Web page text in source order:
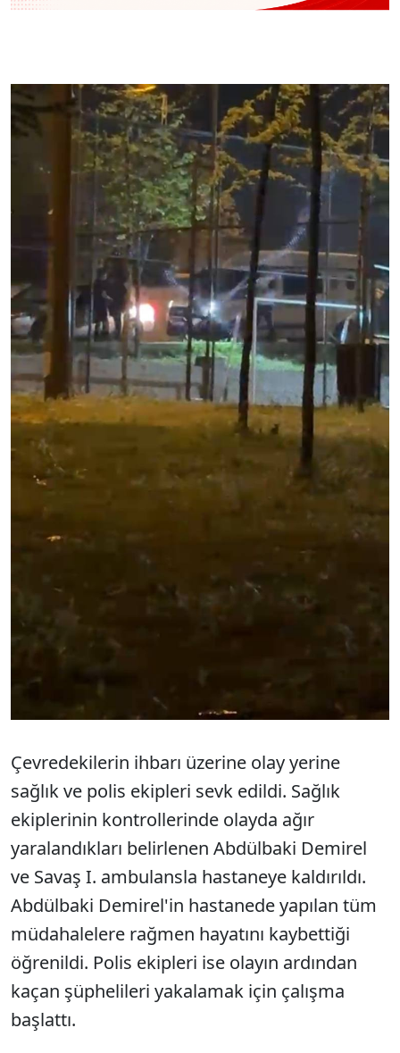
Çevredekilerin ihbarı üzerine olay yerine
sağlık ve polis ekipleri sevk edildi. Sağlık
ekiplerinin kontrollerinde olayda ağır
yaralandıkları belirlenen Abdülbaki Demirel
ve Savaş I. ambulansla hastaneye kaldırıldı.
Abdülbaki Demirel'in hastanede yapılan tüm
müdahalelere rağmen hayatını kaybettiği
öğrenildi. Polis ekipleri ise olayın ardından
kaçan şüphelileri yakalamak için çalışma
başlattı.